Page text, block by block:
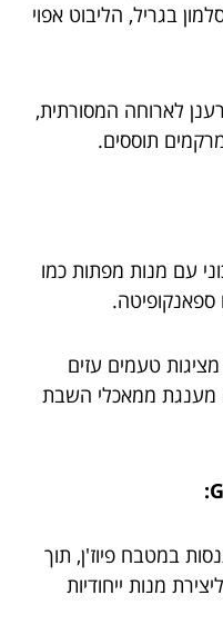
בגריל, הליבוט אפוי
לארוחה המסורתית,
תוססים.
עם מנות מפתות כמו
ספאנקופיטה.
טעמים עזים
מענגת ממאכלי השבת
במטבח פיוז'ן, תוך
מנות ייחודיות